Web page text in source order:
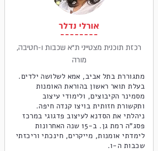
אורלי נדלר
רכזת תוכנית מצטייני ת"א שכבות ו-חטיבה,
מורה
מתגוררת בתל אביב, אמא לשלושה ילדים.
בעלת תואר ראשון בהוראת האומנות
מסמינר הקיבוצים, ולימודי עיצוב
ותקשורת חזותית בויצו קנדה חיפה.
ניהלתי את הסדנא לעיצוב פדגוגי במרכז
פסג״ה רמת גן. ב-15 שנה האחרונות
לימדתי אומנות, מייקרים, חינכתי וריכזתי
שכבות ה-ו.